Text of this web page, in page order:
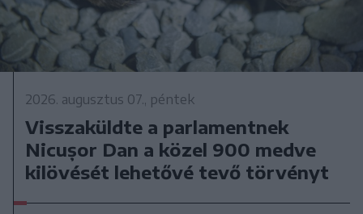
2026. augusztus 07., péntek
Visszaküldte a parlamentnek
Nicușor Dan a közel 900 medve
kilövését lehetővé tevő törvényt